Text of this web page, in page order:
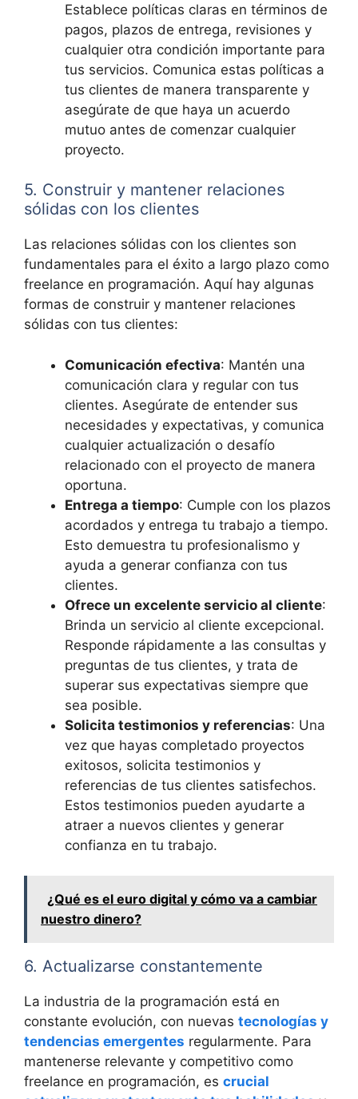
Establece políticas claras en términos de
pagos, plazos de entrega, revisiones y
cualquier otra condición importante para
tus servicios. Comunica estas políticas a
tus clientes de manera transparente y
asegúrate de que haya un acuerdo
mutuo antes de comenzar cualquier
proyecto.
5. Construir y mantener relaciones
sólidas con los clientes
Las relaciones sólidas con los clientes son
fundamentales para el éxito a largo plazo como
freelance en programación. Aquí hay algunas
formas de construir y mantener relaciones
sólidas con tus clientes:
Comunicación efectiva: Mantén una
comunicación clara y regular con tus
clientes. Asegúrate de entender sus
necesidades y expectativas, y comunica
cualquier actualización o desafío
relacionado con el proyecto de manera
oportuna.
Entrega a tiempo: Cumple con los plazos
acordados y entrega tu trabajo a tiempo.
Esto demuestra tu profesionalismo y
ayuda a generar confianza con tus
clientes.
Ofrece un excelente servicio al cliente:
Brinda un servicio al cliente excepcional.
Responde rápidamente a las consultas y
preguntas de tus clientes, y trata de
superar sus expectativas siempre que
sea posible.
Solicita testimonios y referencias: Una
vez que hayas completado proyectos
exitosos, solicita testimonios y
referencias de tus clientes satisfechos.
Estos testimonios pueden ayudarte a
atraer a nuevos clientes y generar
confianza en tu trabajo.
¿Qué es el euro digital y cómo va a cambiar
nuestro dinero?
6. Actualizarse constantemente
La industria de la programación está en
constante evolución, con nuevas tecnologías y
tendencias emergentes regularmente. Para
mantenerse relevante y competitivo como
freelance en programación, es crucial